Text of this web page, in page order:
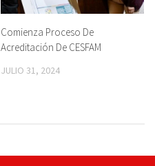
Comienza Proceso De
Acreditación De CESFAM
JULIO 31, 2024